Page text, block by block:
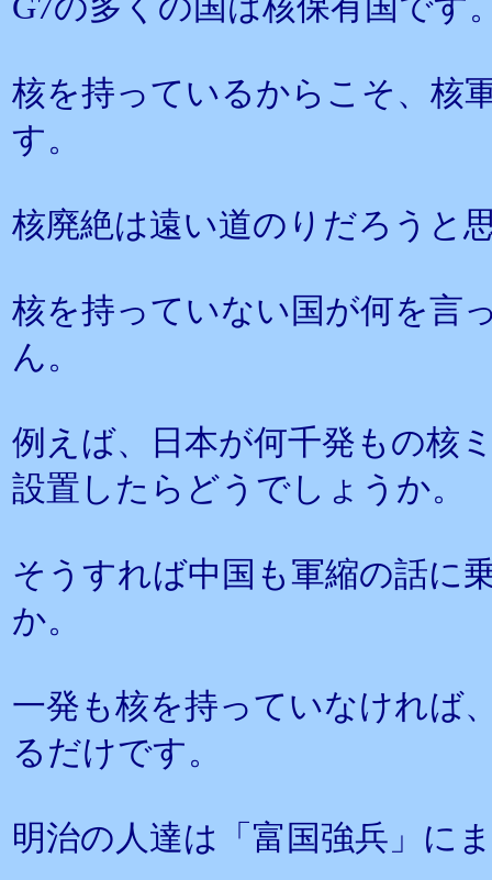
核を持っているからこそ、核
す。
核廃絶は遠い道のりだろうと
核を持っていない国が何を言
ん。
例えば、日本が何千発もの核
設置したらどうでしょうか。
そうすれば中国も軍縮の話に
か。
一発も核を持っていなければ
るだけです。
明治の人達は「富国強兵」に